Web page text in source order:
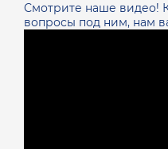
Смотрите наше видео!
вопросы под ним, нам